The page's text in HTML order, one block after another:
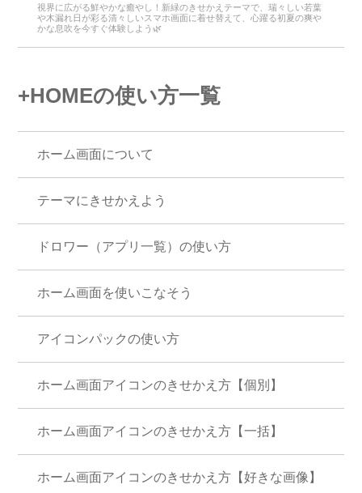
視界に広がる鮮やかな癒やし！新緑のきせかえテーマで、瑞々しい若葉
や木漏れ日が彩る清々しいスマホ画面に着せ替えて、心躍る初夏の爽や
かな息吹を今すぐ体験しよう🌿
+HOMEの使い方一覧
ホーム画面について
テーマにきせかえよう
ドロワー（アプリ一覧）の使い方
ホーム画面を使いこなそう
アイコンパックの使い方
ホーム画面アイコンのきせかえ方【個別】
ホーム画面アイコンのきせかえ方【一括】
ホーム画面アイコンのきせかえ方【好きな画像】